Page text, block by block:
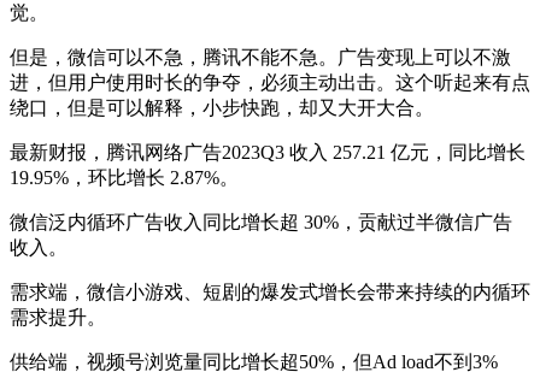
觉。
但是，微信可以不急，腾讯不能不急。广告变现上可以不激
进，但用户使用时长的争夺，必须主动出击。这个听起来有点
绕口，但是可以解释，小步快跑，却又大开大合。
最新财报，腾讯网络广告2023Q3 收入 257.21 亿元，同比增长
19.95%，环比增长 2.87%。
微信泛内循环广告收入同比增长超 30%，贡献过半微信广告
收入。
需求端，微信小游戏、短剧的爆发式增长会带来持续的内循环
需求提升。
供给端，视频号浏览量同比增长超50%，但Ad load不到3%